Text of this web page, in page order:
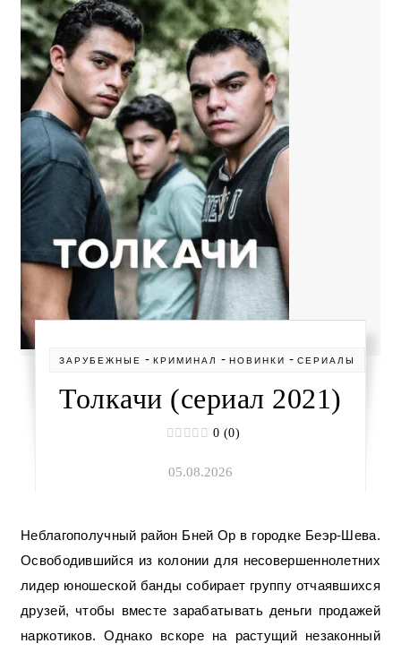
ЗАРУБЕЖНЫЕ -КРИМИНАЛ -НОВИНКИ -СЕРИАЛЫ
Толкачи (сериал 2021)
0 (0)
05.08.2026
Неблагополучный район Бней Ор в городке Беэр-Шева.
Освободившийся из колонии для несовершеннолетних
лидер юношеской банды собирает группу отчаявшихся
друзей, чтобы вместе зарабатывать деньги продажей
наркотиков. Однако вскоре на растущий незаконный